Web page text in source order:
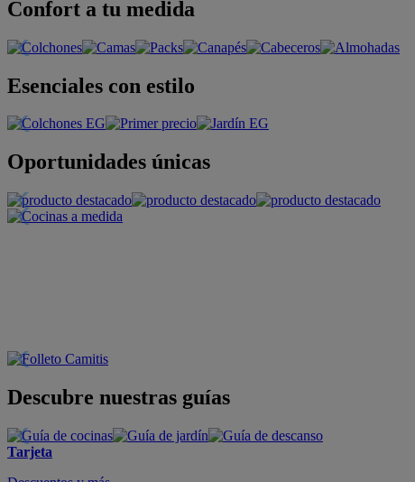
Confort a tu medida
Esenciales con estilo
Oportunidades únicas
Descubre nuestras guías
Tarjeta